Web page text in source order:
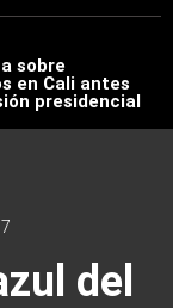
sobre
en Cali antes
presidencial
del